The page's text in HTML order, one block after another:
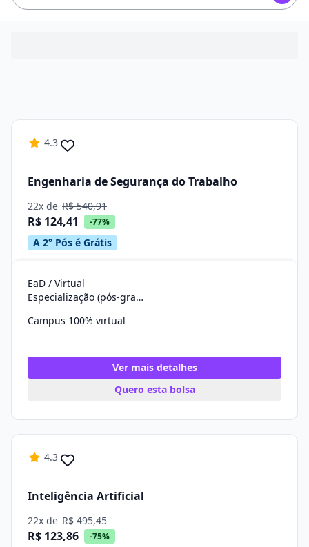
4.3
Engenharia de Segurança do Trabalho
22x de R$ 540,91
R$ 124,41 -77%
A 2° Pós é Grátis
EaD / Virtual
Especialização (pós-graduação)
Campus 100% virtual
Ver mais detalhes
Quero esta bolsa
4.3
Inteligência Artificial
22x de R$ 495,45
R$ 123,86 -75%